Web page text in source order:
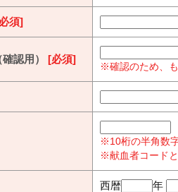
須]
認用） [必須]
※確認のため、も
※10桁の半角数
※献血者コード
西暦 年